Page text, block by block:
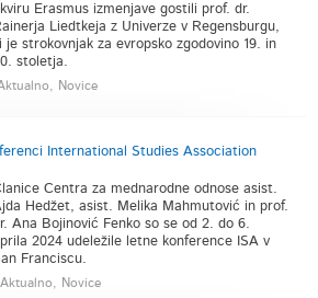
Erasmus izmenjave gostili prof. dr.
Liedtkeja z Univerze v Regensburgu,
je strokovnjak za evropsko zgodovino 19. in
stoletja.
Novice
International Studies Association
Centra za mednarodne odnose asist.
Hedžet, asist. Melika Mahmutović in prof.
Ana Bojinović Fenko so se od 2. do 6.
2024 udeležile letne konference ISA v
Franciscu.
Novice